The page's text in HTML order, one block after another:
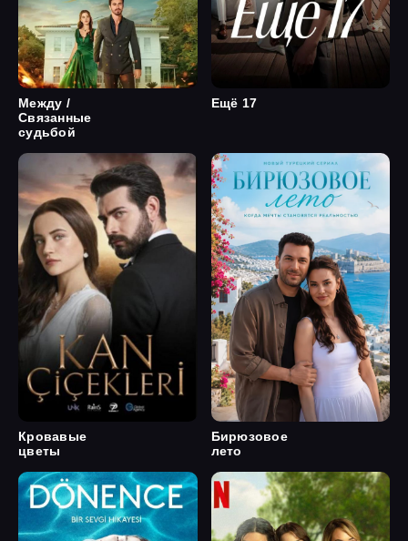
Между /
Связанные
судьбой
Ещё 17
Кровавые
цветы
Бирюзовое
лето